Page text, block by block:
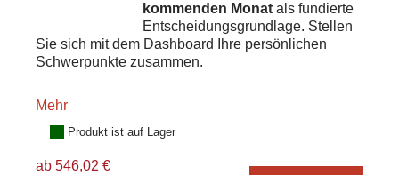
kommenden Monat als fundierte
Entscheidungsgrundlage. Stellen
Sie sich mit dem Dashboard Ihre persönlichen
Schwerpunkte zusammen.
Mehr
Produkt ist auf Lager
ab 546,02 €